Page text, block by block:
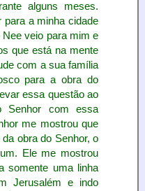
alguns meses.
para a minha cidade
Nee veio para mim e
que está na mente
com a sua família
para a obra do
essa questão ao
Senhor com essa
me mostrou que
obra do Senhor, o
Ele me mostrou
somente uma linha
Jerusalém e indo